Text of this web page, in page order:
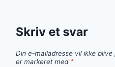
Skriv et svar
Din e-mailadresse vil ikke blive
er markeret med *